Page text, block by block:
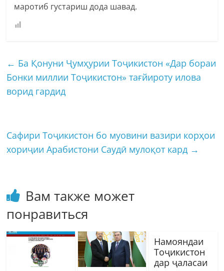
маротиб густариш дода шавад.
← Ба Қонуни Ҷумҳурии Тоҷикистон «Дар бораи
Бонки миллии Тоҷикистон» тағйироту илова
ворид гардид
Сафири Тоҷикистон бо муовини вазири корҳои
хориҷии Арабистони Саудӣ мулоқот кард →
Вам также может
понравиться
Намояндаи
Тоҷикистон
дар ҷаласаи